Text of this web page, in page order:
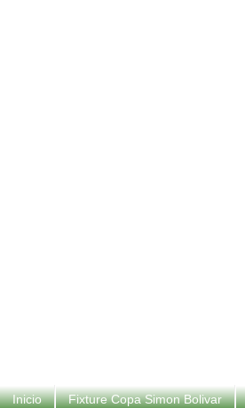
Inicio Fixture Copa Simon Bolivar